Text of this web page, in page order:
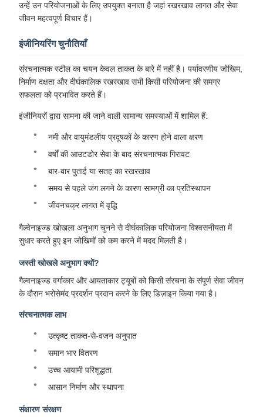
उन्हें उन परियोजनाओं के लिए उपयुक्त बनाता है जहां रखरखाव लागत और सेवा
जीवन महत्वपूर्ण विचार हैं।
इंजीनियरिंग चुनौतियाँ
संरचनात्मक स्टील का चयन केवल ताकत के बारे में नहीं है। पर्यावरणीय जोखिम,
निर्माण दक्षता और दीर्घकालिक रखरखाव सभी किसी परियोजना की समग्र
सफलता को प्रभावित करते हैं।
इंजीनियरों द्वारा सामना की जाने वाली सामान्य समस्याओं में शामिल हैं:
नमी और वायुमंडलीय प्रदूषकों के कारण होने वाला क्षरण
वर्षों की आउटडोर सेवा के बाद संरचनात्मक गिरावट
बार-बार पुताई या सतह का रखरखाव
समय से पहले जंग लगने के कारण सामग्री का प्रतिस्थापन
जीवनचक्र लागत में वृद्धि
गैल्वेनाइज्ड खोखला अनुभाग चुनने से दीर्घकालिक परियोजना विश्वसनीयता में
सुधार करते हुए इन जोखिमों को कम करने में मदद मिलती है।
जस्ती खोखले अनुभाग क्यों?
गैल्वनाइज्ड वर्गाकार और आयताकार ट्यूबों को किसी संरचना के संपूर्ण सेवा जीवन
के दौरान भरोसेमंद प्रदर्शन प्रदान करने के लिए डिज़ाइन किया गया है।
संरचनात्मक लाभ
उत्कृष्ट ताकत-से-वजन अनुपात
समान भार वितरण
उच्च आयामी परिशुद्धता
आसान निर्माण और स्थापना
संक्षारण संरक्षण